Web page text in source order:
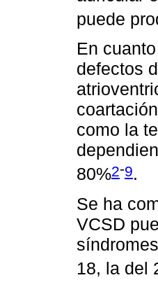
puede
En
defectos
como la
80%2-9.
Se ha
VCSD
18, la del